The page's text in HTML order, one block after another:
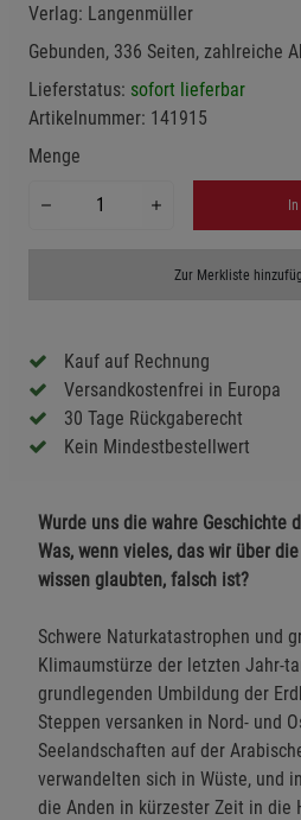
Verlag: Langenmüller
Gebunden, 336 Seiten, zahlreiche
Lieferstatus: sofort lieferbar
Artikelnummer: 141915
Menge
Zur Merkliste
Kauf auf Rechnung
Versandkostenfrei in Europa
30 Tage Rückgaberecht
Kein Mindestbestellwert
Wurde uns die wahre Geschichte
Was, wenn vieles, das wir über
wissen glaubten, falsch ist?
Schwere Naturkatastrophen und
Klimaumstürze der letzten Jahr-
grundlegenden Umbildung der
Steppen versanken in Nord- und
Seelandschaften auf der
verwandelten sich in Wüste, und
die Anden in kürzester Zeit in die